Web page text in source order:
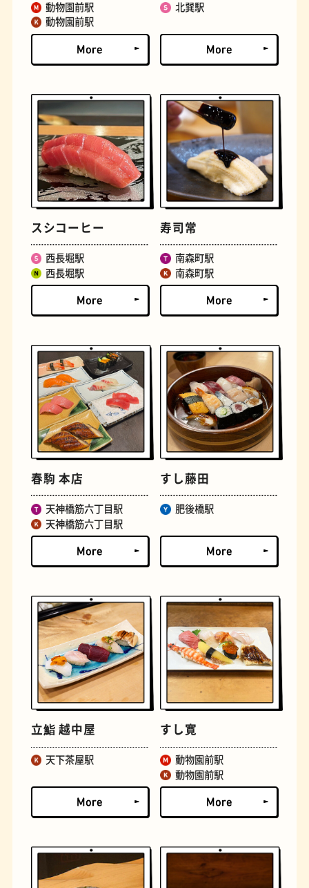
お好み焼き
定食 おいもスイーツ
文学碑 ジェラート
ジューススタンド たまごサンド
動物園前駅
動物園前駅
北巽駅
スシコーヒー
西長堀駅
西長堀駅
寿司常
南森町駅
南森町駅
春駒 本店
天神橋筋六丁目駅
天神橋筋六丁目駅
すし藤田
肥後橋駅
立鮨 越中屋
天下茶屋駅
すし寛
動物園前駅
動物園前駅